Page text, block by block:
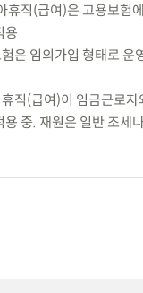
휴직(급여)은 고용보험
용
은 임의가입 형태로 운
직(급여)이 임금근로자
중. 재원은 일반 조세